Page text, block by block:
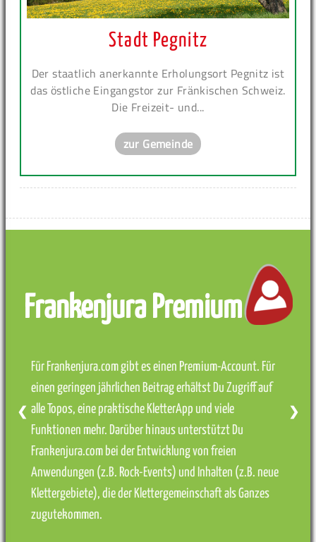
Stadt Pegnitz
Der staatlich anerkannte Erholungsort Pegnitz ist
das östliche Eingangstor zur Fränkischen Schweiz.
Die Freizeit- und...
zur Gemeinde
Frankenjura Premium
Für Frankenjura.com gibt es einen Premium-Account. Für
einen geringen jährlichen Beitrag erhältst Du Zugriff auf
alle Topos, eine praktische KletterApp und viele
Funktionen mehr. Darüber hinaus unterstützt Du
Frankenjura.com bei der Entwicklung von freien
Anwendungen (z.B. Rock-Events) und Inhalten (z.B. neue
Klettergebiete), die der Klettergemeinschaft als Ganzes
zugutekommen.
❮ ❯